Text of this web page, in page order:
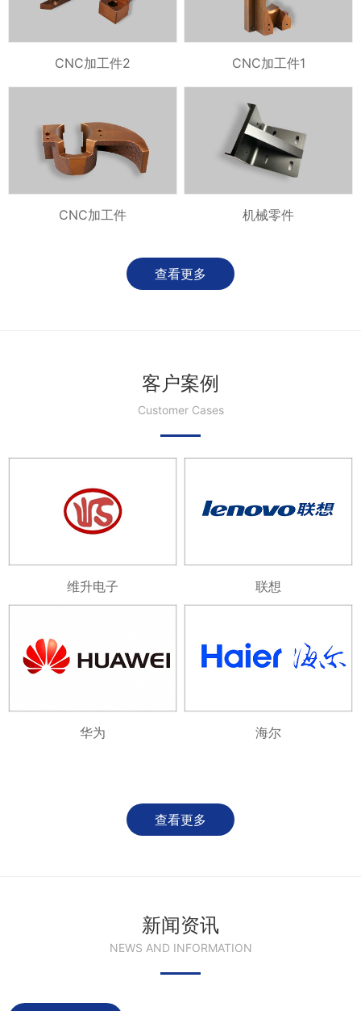
CNC加工件2 CNC加工件1
CNC加工件 机械零件
查看更多
客户案例
Customer Cases
维升电子 联想
华为 海尔
查看更多
新闻资讯
NEWS AND INFORMATION